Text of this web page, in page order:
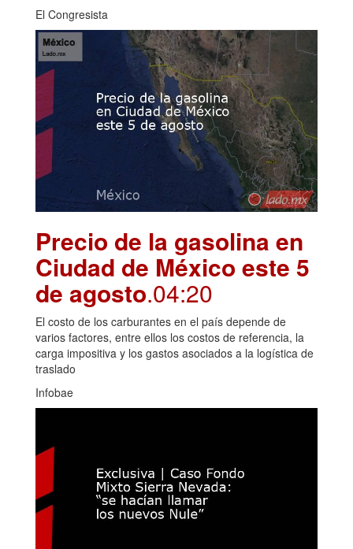
El Congresista
Precio de la gasolina en
Ciudad de México este 5
de agosto.04:20
El costo de los carburantes en el país depende de
varios factores, entre ellos los costos de referencia, la
carga impositiva y los gastos asociados a la logística de
traslado
Infobae